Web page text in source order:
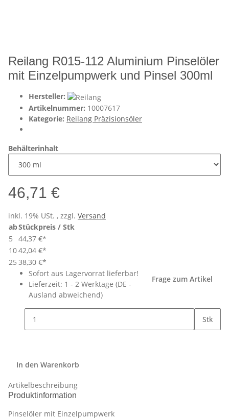
Reilang R015-112 Aluminium Pinselöler
mit Einzelpumpwerk und Pinsel 300ml
Hersteller:
Artikelnummer: 10007617
Kategorie: Reilang Präzisionsöler
Behälterinhalt
46,71 €
inkl. 19% USt. , zzgl. Versand
abStückpreis / Stk
5
44,37 €*
1042,04 €*
25 38,30 €*
Sofort aus Lagervorrat lieferbar!
Lieferzeit: 1 - 2 Werktage (DE -
Ausland abweichend)
Frage zum Artikel
Stk
In den Warenkorb
Artikelbeschreibung
Produktinformation
Pinselöler mit Einzelpumpwerk